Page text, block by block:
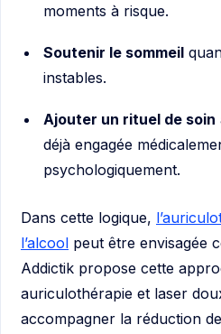
moments à risque.
Soutenir le sommeil
instables.
Ajouter un rituel de soin
déjà engagée
psychologiquement.
Dans cette logique,
l’alcool peut être envisagée
Addictik propose cette
auriculothérapie et laser
accompagner la réduction